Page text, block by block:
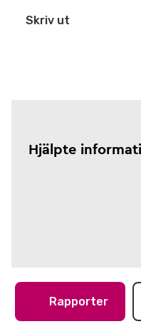
Skriv ut
Hjälpte
Rapporter